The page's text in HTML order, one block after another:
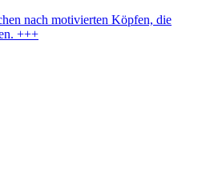
nach motivierten Köpfen, die
+++